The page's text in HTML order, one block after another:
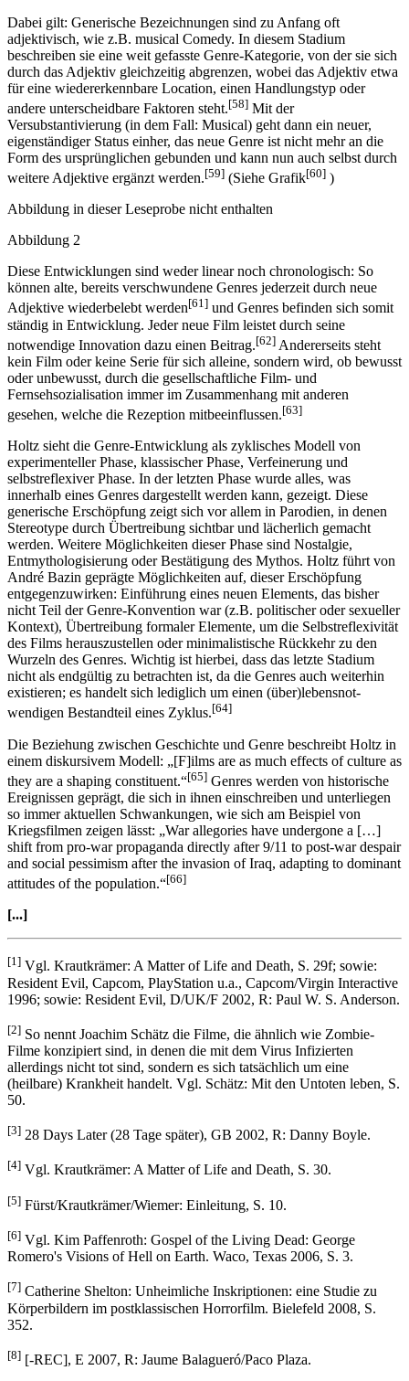
Dabei gilt: Generische Bezeichnungen sind zu Anfang oft
adjektivisch, wie z.B. musical Comedy. In diesem Stadium
beschreiben sie eine weit gefasste Genre-Kategorie, von der sie sich
durch das Adjektiv gleichzeitig abgrenzen, wobei das Adjektiv etwa
für eine wiedererkennbare Location, einen Handlungstyp oder
andere unterscheidbare Faktoren steht.[58] Mit der
Versubstantivierung (in dem Fall: Musical) geht dann ein neuer,
eigenständiger Status einher, das neue Genre ist nicht mehr an die
Form des ursprünglichen gebunden und kann nun auch selbst durch
weitere Adjektive ergänzt werden.[59] (Siehe Grafik[60] )
Abbildung in dieser Leseprobe nicht enthalten
Abbildung 2
Diese Entwicklungen sind weder linear noch chronologisch: So
können alte, bereits verschwundene Genres jederzeit durch neue
Adjektive wiederbelebt werden[61] und Genres befinden sich somit
ständig in Entwicklung. Jeder neue Film leistet durch seine
notwendige Innovation dazu einen Beitrag.[62] Andererseits steht
kein Film oder keine Serie für sich alleine, sondern wird, ob bewusst
oder unbewusst, durch die gesellschaftliche Film- und
Fernsehsozialisation immer im Zusammenhang mit anderen
gesehen, welche die Rezeption mitbeeinflussen.[63]
Holtz sieht die Genre-Entwicklung als zyklisches Modell von
experimenteller Phase, klassischer Phase, Verfeinerung und
selbstreflexiver Phase. In der letzten Phase wurde alles, was
innerhalb eines Genres dargestellt werden kann, gezeigt. Diese
generische Erschöpfung zeigt sich vor allem in Parodien, in denen
Stereotype durch Übertreibung sichtbar und lächerlich gemacht
werden. Weitere Möglichkeiten dieser Phase sind Nostalgie,
Entmythologisierung oder Bestätigung des Mythos. Holtz führt von
André Bazin geprägte Möglichkeiten auf, dieser Erschöpfung
entgegenzuwirken: Einführung eines neuen Elements, das bisher
nicht Teil der Genre-Konvention war (z.B. politischer oder sexueller
Kontext), Übertreibung formaler Elemente, um die Selbstreflexivität
des Films herauszustellen oder minimalistische Rückkehr zu den
Wurzeln des Genres. Wichtig ist hierbei, dass das letzte Stadium
nicht als endgültig zu betrachten ist, da die Genres auch weiterhin
existieren; es handelt sich lediglich um einen (über)lebens­not­
wendigen Bestandteil eines Zyklus.[64]
Die Beziehung zwischen Geschichte und Genre beschreibt Holtz in
einem diskursivem Modell: „[F]ilms are as much effects of culture as
they are a shaping constituent.“[65] Genres werden von historische
Ereignissen geprägt, die sich in ihnen einschreiben und unterliegen
so immer aktuellen Schwankungen, wie sich am Beispiel von
Kriegsfilmen zeigen lässt: „War allegories have undergone a […]
shift from pro-war propaganda directly after 9/11 to post-war despair
and social pessimism after the invasion of Iraq, adapting to dominant
attitudes of the population.“[66]
[...]
[1] Vgl. Krautkrämer: A Matter of Life and Death, S. 29f; sowie:
Resident Evil, Capcom, PlayStation u.a., Capcom/Virgin Interactive
1996; sowie: Resident Evil, D/UK/F 2002, R: Paul W. S. Anderson.
[2] So nennt Joachim Schätz die Filme, die ähnlich wie Zombie-
Filme konzipiert sind, in denen die mit dem Virus Infizierten
allerdings nicht tot sind, sondern es sich tatsächlich um eine
(heilbare) Krankheit handelt. Vgl. Schätz: Mit den Untoten leben, S.
50.
[3] 28 Days Later (28 Tage später), GB 2002, R: Danny Boyle.
[4] Vgl. Krautkrämer: A Matter of Life and Death, S. 30.
[5] Fürst/Krautkrämer/Wiemer: Einleitung, S. 10.
[6] Vgl. Kim Paffenroth: Gospel of the Living Dead: George
Romero's Visions of Hell on Earth. Waco, Texas 2006, S. 3.
[7] Catherine Shelton: Unheimliche Inskriptionen: eine Studie zu
Körperbildern im postklassischen Horrorfilm. Bielefeld 2008, S.
352.
[8] [-REC], E 2007, R: Jaume Balagueró/Paco Plaza.